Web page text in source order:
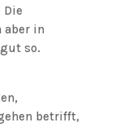
aber in
so.
betrifft,